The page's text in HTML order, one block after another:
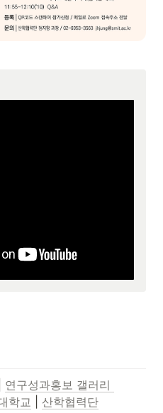
연구성과홍보 갤러리
학교 산학협력단